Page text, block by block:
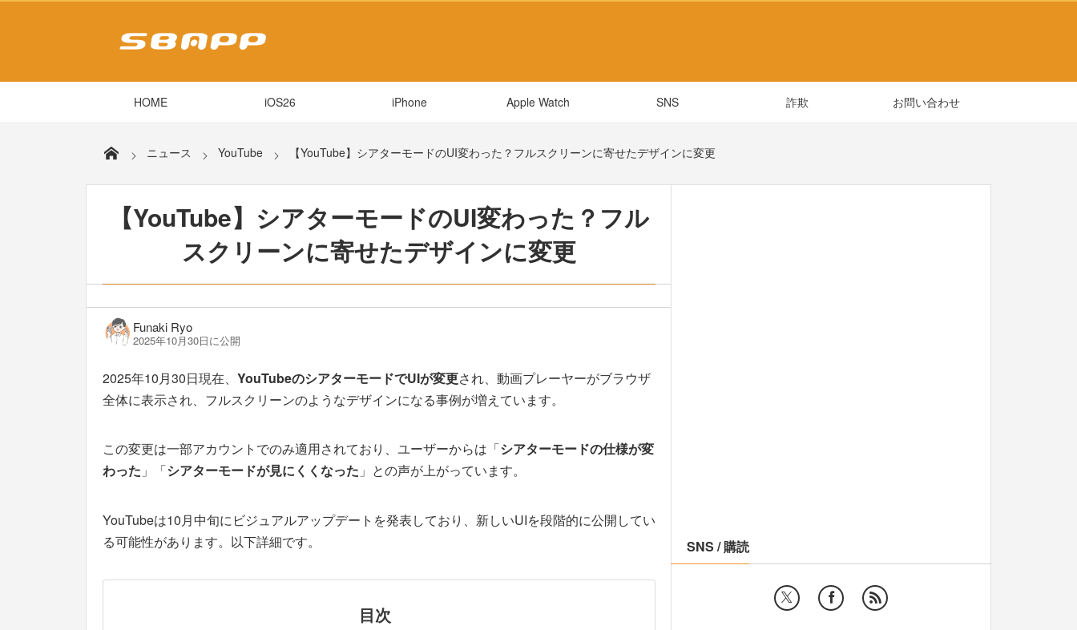
HOME iOS26 iPhone Apple Watch SNS 詐欺 お問い合わせ
ニュース YouTube 【YouTube】シアターモードのUI変わった？フルスクリーンに寄せたデザインに変更
【YouTube】シアターモードのUI変わった？フル
スクリーンに寄せたデザインに変更
Funaki Ryo
2025年10月30日に公開
2025年10月30日現在、 YouTubeのシアターモードでUIが変更され、動画プレーヤーがブラウザ
全体に表示され、フルスクリーンのようなデザインになる事例が増えています。
この変更は一部アカウントでのみ適用されており、ユーザーからは「シアターモードの仕様が変
わった 」「シアターモードが見にくくなった 」との声が上がっています。
YouTubeは10月中旬にビジュアルアップデートを発表しており、新しいUIを段階的に公開してい
る可能性があります。以下詳細です。
目次
SNS / 購読